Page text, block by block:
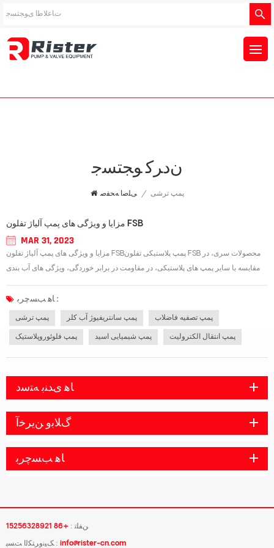
ﻥﺩﺮﮐ ﻮﺠﺘﺴﺟ
ﯽﻠﺻﺍ ﻪﺤﻔﺻ / پمپ ترشی
مزایا و ویژگی های پمپ آلیاژ تفلون FSB
MAR 31, 2023
مزایا و ویژگی های پمپ آلیاژ تفلون FSBپمپ پلاستیکی تفلون FSB محصولات سری، در
مقایسه با سایر پمپ های پلاستیکی، در مقاومت در برابر خوردگی، ویژگی های آب بندی
ﺎﻫ ﺐﺴﭼﺮﺑ :
پمپ ترشی پمپ سانتریفیوژ آب کلر پمپ تصفیه فاضلاب
پمپ فلوئوروپلاستیک پمپ شیمیایی اسید پمپ انتقال الکترولیت
ﺎﻫ ﯼﺪﻨﺑ ﻪﺘﺳﺩ
ﮒﻼ ﺑﻭ ﻦﯾﺮﺧﺁ
ﺎﻫ ﺐﺴﭼﺮﺑ
ﻦﻔﻠﺗ : +86 15256328921
ﮏﯿﻧﻭﺮﺘﮑﻟﺍ ﺖﺴﭘ : info@rister-cn.com